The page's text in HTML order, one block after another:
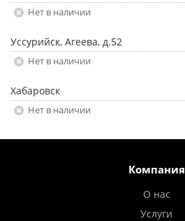
Нет в наличии
Уссурийск, Агеева, д.52
Нет в наличии
Хабаровск
Нет в наличии
Компания
О нас
Услуги